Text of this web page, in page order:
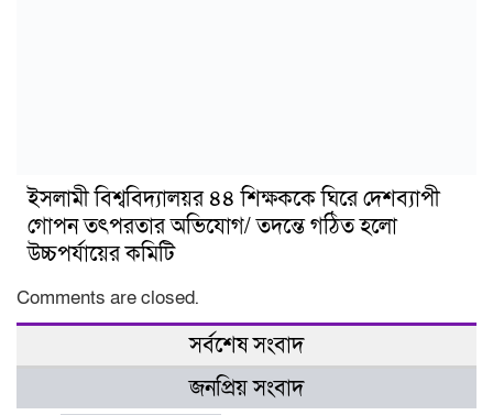
ইসলামী বিশ্ববিদ্যালয়র ৪৪ শিক্ষককে ঘিরে দেশব্যাপী
গোপন তৎপরতার অভিযোগ/ তদন্তে গঠিত হলো
উচ্চপর্যায়ের কমিটি
Comments are closed.
সর্বশেষ সংবাদ
জনপ্রিয় সংবাদ